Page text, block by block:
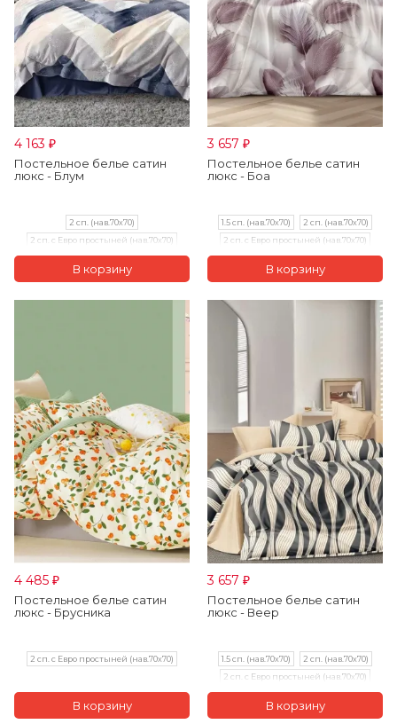
4 163 ₽
Постельное белье сатин
люкс - Блум
2 сп. (нав.70х70)
2 сп. с Евро простыней (нав.70х70)
Евро (нав.70х70)
3 657 ₽
Постельное белье сатин
люкс - Боа
1.5 сп. (нав.70х70)
2 сп. (нав.70х70)
2 сп. с Евро простыней (нав.70х70)
Евро (нав.70х70)
Семейный (нав.70х70)
4 485 ₽
Постельное белье сатин
люкс - Брусника
2 сп. с Евро простыней (нав.70х70)
3 657 ₽
Постельное белье сатин
люкс - Веер
1.5 сп. (нав.70х70)
2 сп. (нав.70х70)
2 сп. с Евро простыней (нав.70х70)